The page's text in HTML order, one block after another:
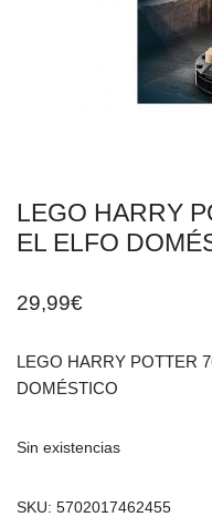
LEGO HARRY
EL ELFO
29,99€
LEGO HARRY POTTER
DOMÉSTICO
Sin existencias
SKU: 5702017462455